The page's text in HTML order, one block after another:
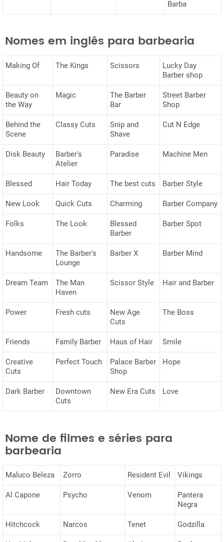
Barba
Nomes em inglês para barbearia
Making Of The Kings Scissors
Lucky Day
Barber shop
Beauty on
the Way
Magic
The Barber
Bar
Street Barber
Shop
Behind the
Scene
Classy Cuts
Snip and
Shave
Cut N Edge
Disk Beauty
Barber's
Atelier
Paradise Machine Men
Blessed Hair Today The best cuts Barber Style
New Look Quick Cuts Charming Barber Company
Folks The Look
Blessed
Barber
Barber Spot
Handsome
The Barber's
Lounge
Barber X Barber Mind
Dream Team
The Man
Haven
Scissor Style Hair and Barber
Power Fresh cuts
New Age
Cuts
The Boss
Friends Family Barber Haus of Hair Smile
Creative
Cuts
Perfect Touch
Palace Barber
Shop
Hope
Dark Barber
Downtown
Cuts
New Era Cuts Love
Nome de filmes e séries para
barbearia
Maluco Beleza Zorro Resident Evil Vikings
Al Capone Psycho Venom
Pantera
Negra
Hitchcock Narcos Tenet Godzilla